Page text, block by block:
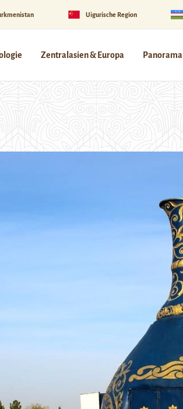
Uigurische Region
Zentralasien & Europa Panorama